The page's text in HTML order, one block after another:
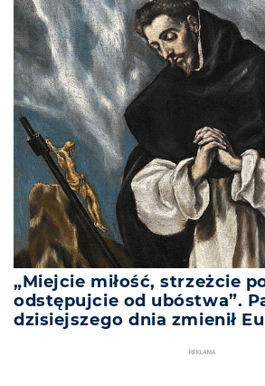
„Miejcie miłość, strzeżcie
odstępujcie od ubóstwa”.
dzisiejszego dnia zmienił
REKLAMA